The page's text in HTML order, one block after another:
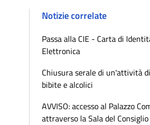
Notizie correlate
Passa alla CIE - Carta di
Elettronica
Chiusura serale di un'attività
bibite e alcolici
AVVISO: accesso al Palazzo
attraverso la Sala del